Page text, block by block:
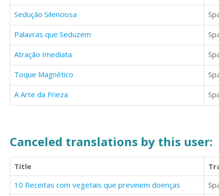
Sedução Silenciosa
Palavras que Seduzem
Atração Imediata
Toque Magnético
A Arte da Frieza
Canceled translations by this user:
Title
10 Receitas com vegetais que previnem doenças